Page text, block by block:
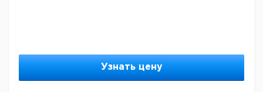
Узнать цену